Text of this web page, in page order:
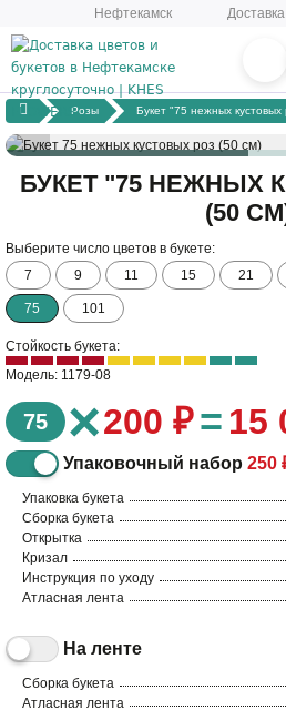
Нефтекамск
Розы Букет "75 нежных кустовых
БУКЕТ "75 НЕЖНЫХ
(50
Выберите число цветов в букете:
7
9 11 15 21
75 101
Стойкость букета:
Модель: 1179-08
75 ×200 ₽= 15
Упаковочный набор 250
Упаковка букета
Сборка букета
Открытка
Кризал
Инструкция по уходу
Атласная лента
На ленте
Сборка букета
Атласная лента